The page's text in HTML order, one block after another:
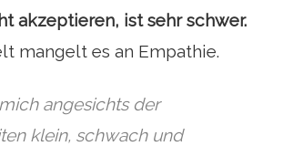
akzeptieren, ist sehr schwer.
mangelt es an Empathie.
angesichts der
klein, schwach und